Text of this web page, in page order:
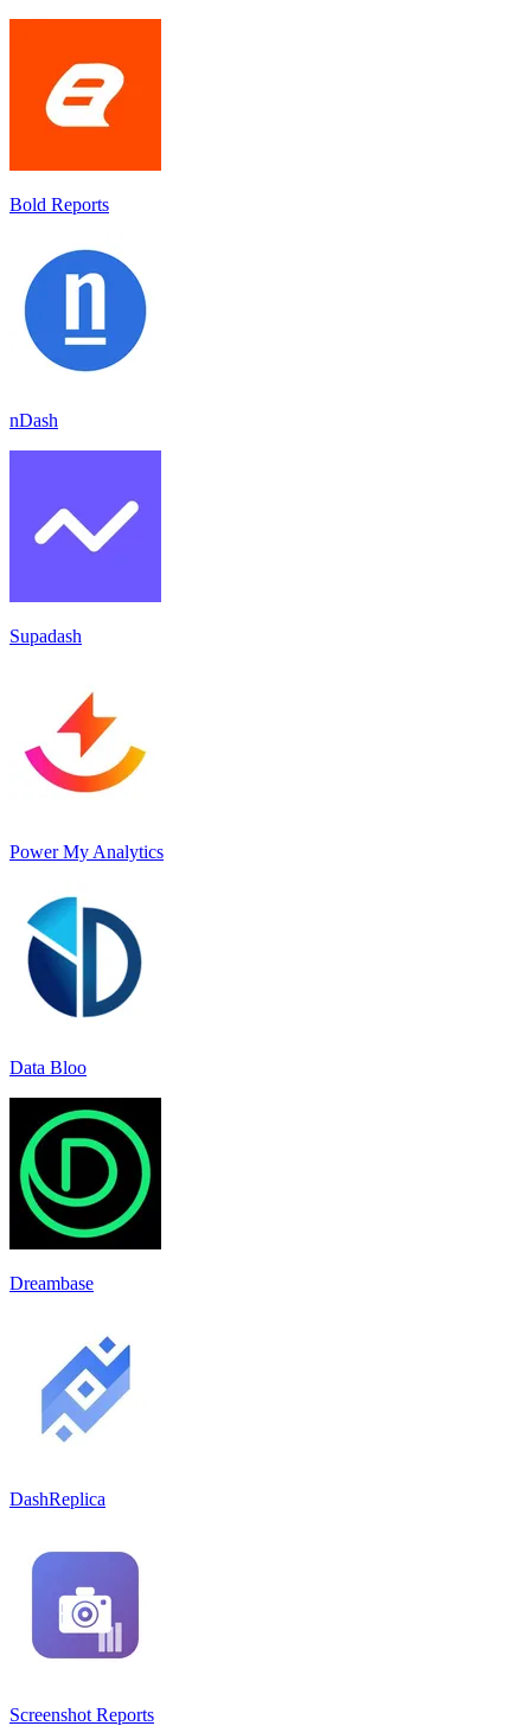
Bold Reports
nDash
Supadash
Power My Analytics
Data Bloo
Dreambase
DashReplica
Screenshot Reports